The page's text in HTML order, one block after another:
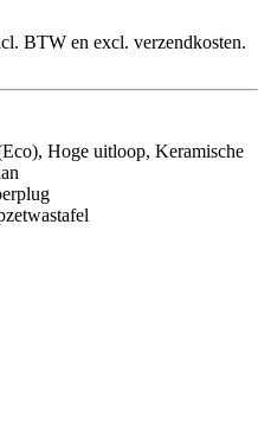
BTW en excl. verzendkosten.
Hoge uitloop, Keramische